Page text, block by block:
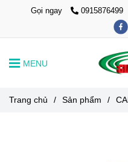
Gọi ngay 0915876499
MENU
Trang chủ / Sản phẩm /